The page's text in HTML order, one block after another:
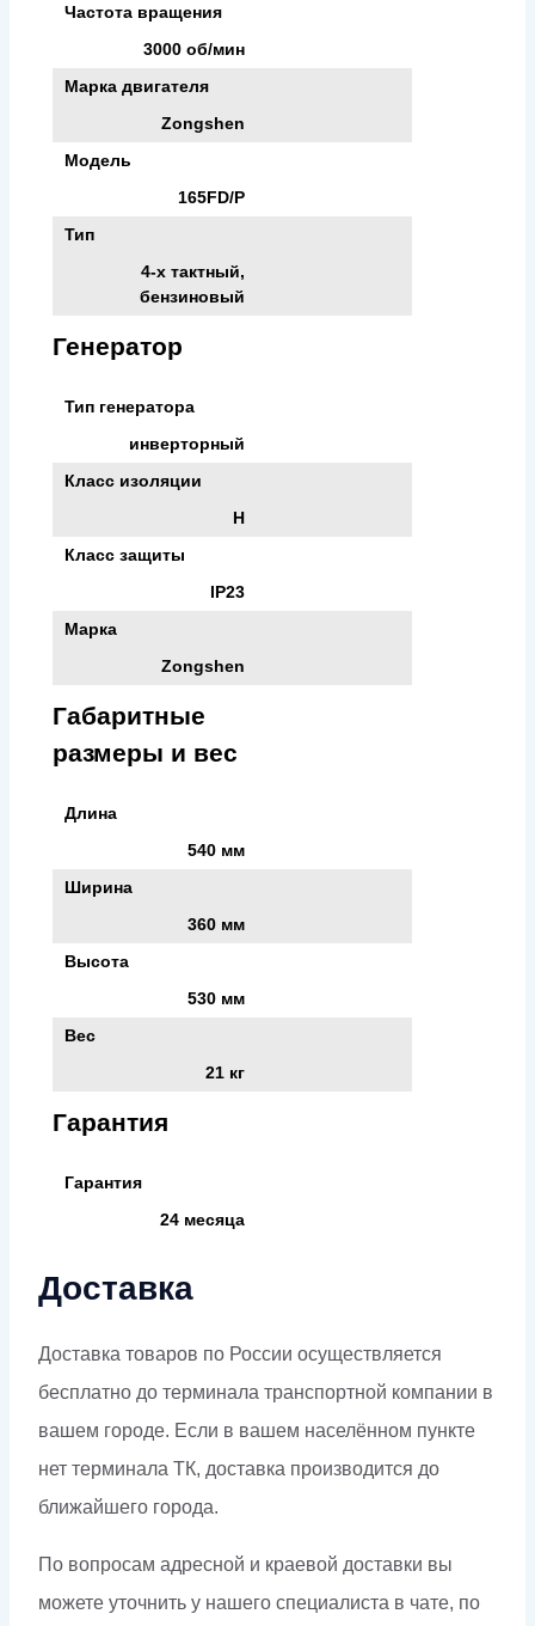
Частота вращения
3000 об/мин
Марка двигателя
Zongshen
Модель
165FD/P
Тип
4-х тактный,
бензиновый
Генератор
Тип генератора
инверторный
Класс изоляции
H
Класс защиты
IP23
Марка
Zongshen
Габаритные
размеры и вес
Длина
540 мм
Ширина
360 мм
Высота
530 мм
Вес
21 кг
Гарантия
Гарантия
24 месяца
Доставка
Доставка товаров по России осуществляется
бесплатно до терминала транспортной компании в
вашем городе. Если в вашем населённом пункте
нет терминала ТК, доставка производится до
ближайшего города.
По вопросам адресной и краевой доставки вы
можете уточнить у нашего специалиста в чате, по